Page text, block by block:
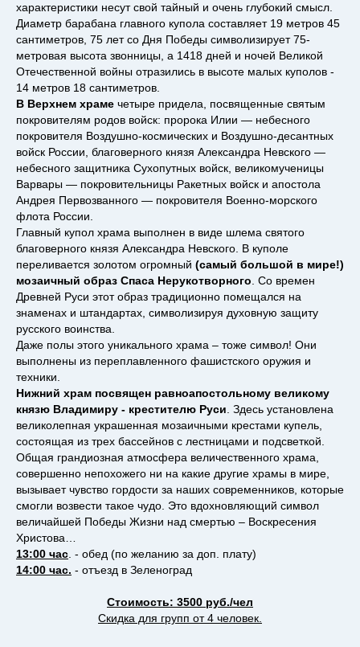
характеристики несут свой тайный и очень глубокий смысл.
Диаметр барабана главного купола составляет 19 метров 45
сантиметров, 75 лет со Дня Победы символизирует 75-
метровая высота звонницы, а 1418 дней и ночей Великой
Отечественной войны отразились в высоте малых куполов -
14 метров 18 сантиметров.
В Верхнем храме четыре придела, посвященные святым
покровителям родов войск: пророка Илии — небесного
покровителя Воздушно-космических и Воздушно-десантных
войск России, благоверного князя Александра Невского —
небесного защитника Сухопутных войск, великомученицы
Варвары — покровительницы Ракетных войск и апостола
Андрея Первозванного — покровителя Военно-морского
флота России.
Главный купол храма выполнен в виде шлема святого
благоверного князя Александра Невского. В куполе
переливается золотом огромный (самый большой в мире!)
мозаичный образ Спаса Нерукотворного . Со времен
Древней Руси этот образ традиционно помещался на
знаменах и штандартах, символизируя духовную защиту
русского воинства.
Даже полы этого уникального храма – тоже символ! Они
выполнены из переплавленного фашистского оружия и
техники.
Нижний храм посвящен равноапостольному великому
князю Владимиру - крестителю Руси . Здесь установлена
великолепная украшенная мозаичными крестами купель,
состоящая из трех бассейнов с лестницами и подсветкой.
Общая грандиозная атмосфера величественного храма,
совершенно непохожего ни на какие другие храмы в мире,
вызывает чувство гордости за наших современников, которые
смогли возвести такое чудо. Это вдохновляющий символ
величайшей Победы Жизни над смертью – Воскресения
Христова…
13:00 час . - обед (по желанию за доп. плату)
14:00 час. - отъезд в Зеленоград
Стоимость: 3500 руб./чел
Скидка для групп от 4 человек.